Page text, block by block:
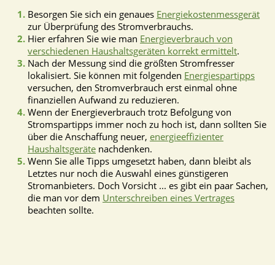
Besorgen Sie sich ein genaues Energiekostenmessgerät
zur Überprüfung des Stromverbrauchs.
Hier erfahren Sie wie man Energieverbrauch von
verschiedenen Haushaltsgeräten korrekt ermittelt.
Nach der Messung sind die größten Stromfresser
lokalisiert. Sie können mit folgenden Energiespartipps
versuchen, den Stromverbrauch erst einmal ohne
finanziellen Aufwand zu reduzieren.
Wenn der Energieverbrauch trotz Befolgung von
Stromspartipps immer noch zu hoch ist, dann sollten Sie
über die Anschaffung neuer, energieeffizienter
Haushaltsgeräte nachdenken.
Wenn Sie alle Tipps umgesetzt haben, dann bleibt als
Letztes nur noch die Auswahl eines günstigeren
Stromanbieters. Doch Vorsicht ... es gibt ein paar Sachen,
die man vor dem Unterschreiben eines Vertrages
beachten sollte.